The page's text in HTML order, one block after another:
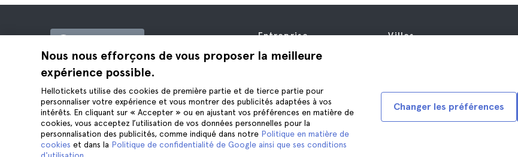
Nous nous efforçons de vous proposer la meilleure
expérience possible.
Hellotickets utilise des cookies de première partie et de tierce partie pour
personnaliser votre expérience et vous montrer des publicités adaptées à vos
intérêts. En cliquant sur « Accepter » ou en ajustant vos préférences en matière de
cookies, vous acceptez l’utilisation de vos données personnelles pour la
personnalisation des publicités, comme indiqué dans notre Politique en matière de
cookies et dans la Politique de confidentialité de Google ainsi que ses conditions
Changer les préférences
Hellotickets est le meilleur moyen de
réserver des excursions et des activités
dans le monde entier.
© Hello Ticket, SL.
Entreprise
À propos de nous
Avis
Confidentialité
Conditions générales
Mentions Légales
Villes
Londres
Grenade
Cracovie